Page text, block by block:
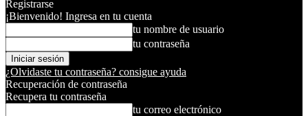
Registrarse
¡Bienvenido! Ingresa en tu cuenta
tu nombre de usuario
tu contraseña
¿Olvidaste tu contraseña? consigue ayuda
Recuperación de contraseña
Recupera tu contraseña
tu correo electrónico